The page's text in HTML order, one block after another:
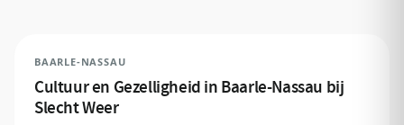
BAARLE-NASSAU
Cultuur en Gezelligheid in Baarle-Nassau bij
Slecht Weer